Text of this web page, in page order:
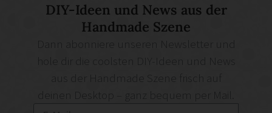
DIY-Ideen und News aus der
Handmade Szene
deinen Desktop – ganz bequem per Mail.